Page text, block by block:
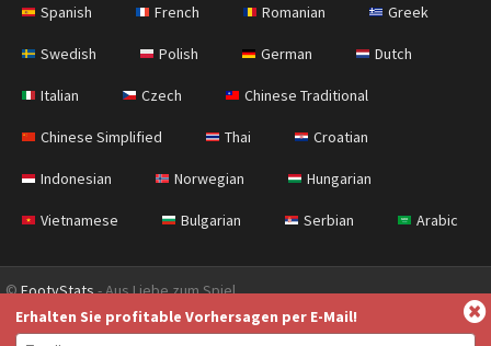
Spanish French Romanian Greek
Swedish Polish German Dutch
Italian Czech Chinese Traditional
Chinese Simplified Thai Croatian
Indonesian Norwegian Hungarian
Vietnamese Bulgarian Serbian Arabic
©FootyStats- Aus Liebe zum Spiel.
Kontakt
Über uns Hilfe Datenschutzerklärung
Erhalten Sie profitable Vorhersagen per E-Mail!